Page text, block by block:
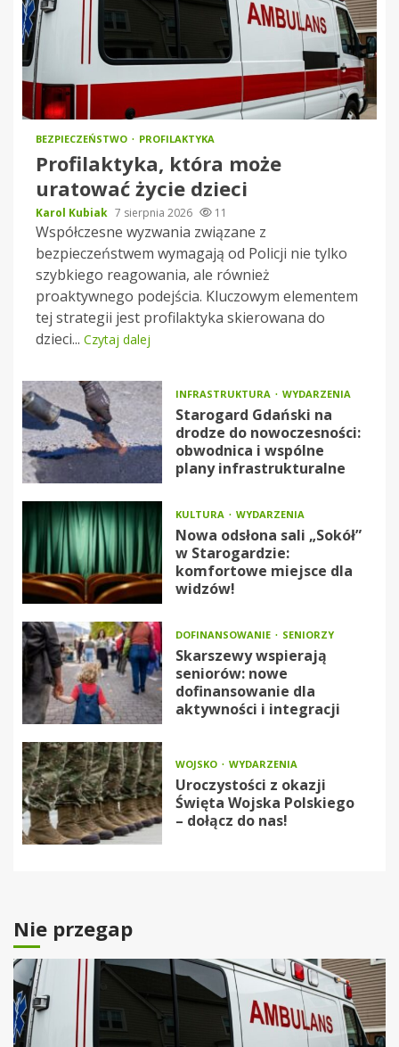
BEZPIECZEŃSTWO PROFILAKTYKA
Profilaktyka, która może
uratować życie dzieci
Karol Kubiak 7 sierpnia 2026 11
Współczesne wyzwania związane z
bezpieczeństwem wymagają od Policji nie tylko
szybkiego reagowania, ale również
proaktywnego podejścia. Kluczowym elementem
tej strategii jest profilaktyka skierowana do
dzieci... Czytaj dalej
INFRASTRUKTURA WYDARZENIA
Starogard Gdański na
drodze do nowoczesności:
obwodnica i wspólne
plany infrastrukturalne
KULTURA WYDARZENIA
Nowa odsłona sali „Sokół”
w Starogardzie:
komfortowe miejsce dla
widzów!
DOFINANSOWANIE SENIORZY
Skarszewy wspierają
seniorów: nowe
dofinansowanie dla
aktywności i integracji
WOJSKO WYDARZENIA
Uroczystości z okazji
Święta Wojska Polskiego
– dołącz do nas!
Nie przegap